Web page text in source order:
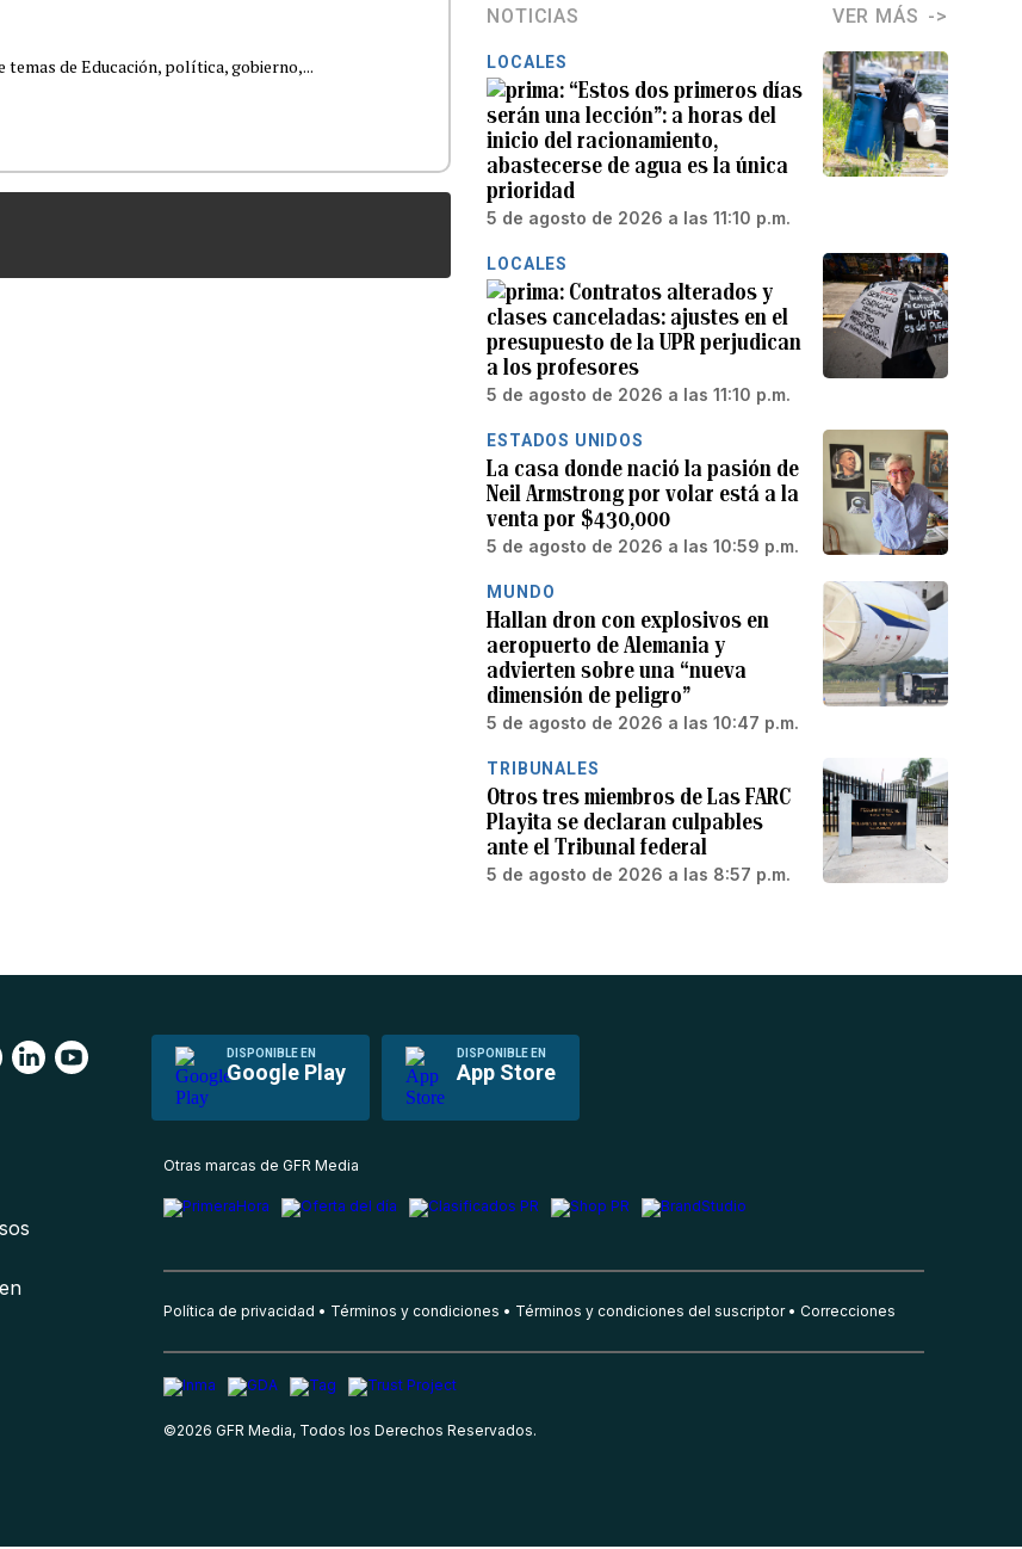
temas de Educación, política, gobierno,...
NOTICIAS VER MÁS
LOCALES
“Estos dos primeros días
serán una lección”: a horas del
inicio del racionamiento,
abastecerse de agua es la única
prioridad
5 de agosto de 2026 a las 11:10 p.m.
LOCALES
Contratos alterados y
clases canceladas: ajustes en el
presupuesto de la UPR perjudican
a los profesores
5 de agosto de 2026 a las 11:10 p.m.
ESTADOS UNIDOS
La casa donde nació la pasión de
Neil Armstrong por volar está a la
venta por $430,000
5 de agosto de 2026 a las 10:59 p.m.
MUNDO
Hallan dron con explosivos en
aeropuerto de Alemania y
advierten sobre una “nueva
dimensión de peligro”
5 de agosto de 2026 a las 10:47 p.m.
TRIBUNALES
Otros tres miembros de Las FARC
Playita se declaran culpables
ante el Tribunal federal
5 de agosto de 2026 a las 8:57 p.m.
DISPONIBLE EN
Google Play
DISPONIBLE EN
App Store
Otras marcas de GFR Media
Política de privacidad Términos y condiciones Términos y condiciones del suscriptor Correcciones
©2026 GFR Media, Todos los Derechos Reservados.